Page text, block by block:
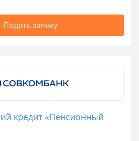
Подать заявку
кредит «Пенсионный